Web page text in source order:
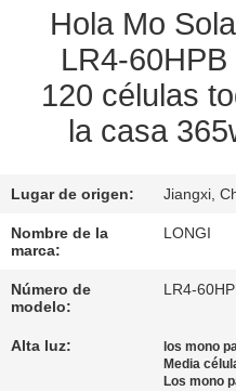
CALIDAD
SOLICITAR
MAPA
DEL
SITIO
Hola Mo
LR4-
120 células
la casa
Lugar de origen: Jiangxi,
Nombre de la
marca:
LONGI
Número de
modelo:
LR4-
Alta luz: los mono
Media
Los mono